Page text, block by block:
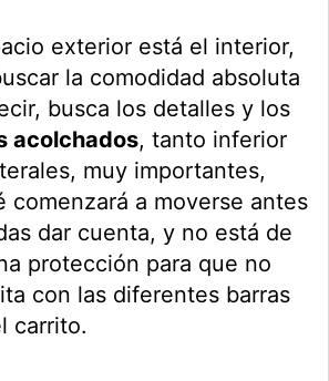
exterior está el interior,
la comodidad absoluta
busca los detalles y los
acolchados, tanto inferior
muy importantes,
comenzará a moverse antes
dar cuenta, y no está de
protección para que no
con las diferentes barras
carrito.